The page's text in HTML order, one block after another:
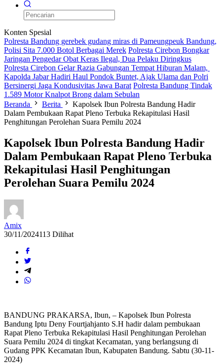
Konten Spesial
Polresta Bandung gerebek gudang miras di Pameungpeuk Bandung,
Polisi Sita 7.000 Botol Berbagai Merek Polresta Cirebon Bongkar
Jaringan Pengedar Obat Keras Ilegal, Dua Pelaku Diringkus
Polresta Cirebon Gelar Razia Gabungan Tempat Hiburan Malam,
Kapolda Jabar Hadiri Haul Pondok Buntet, Ajak Ulama dan Polri
Bersinergi Jaga Kondusivitas Jawa Barat Polresta Bandung Tindak
1.589 Motor Knalpot Brong dalam Sebulan
Beranda
Berita
Kapolsek Ibun Polresta Bandung Hadir
Dalam Pembukaan Rapat Pleno Terbuka Rekapitulasi Hasil
Penghitungan Perolehan Suara Pemilu 2024
Kapolsek Ibun Polresta Bandung Hadir
Dalam Pembukaan Rapat Pleno Terbuka
Rekapitulasi Hasil Penghitungan
Perolehan Suara Pemilu 2024
Amix
30/11/2024113 Dilihat
BANDUNG PRAKARSA, Ibun, – Kapolsek Ibun Polresta
Bandung Iptu Deny Fourtjahjanto S.H hadir dalam pembukaan
Rapat Pleno Terbuka Rekapitulasi Hasil Penghitungan Perolehan
Suara Pemilu 2024 di tingkat Kecamatan, yang berlangsung di
Gudang PPK Kecamatan Ibun, Kabupaten Bandung. Sabtu (30-11-
2024)